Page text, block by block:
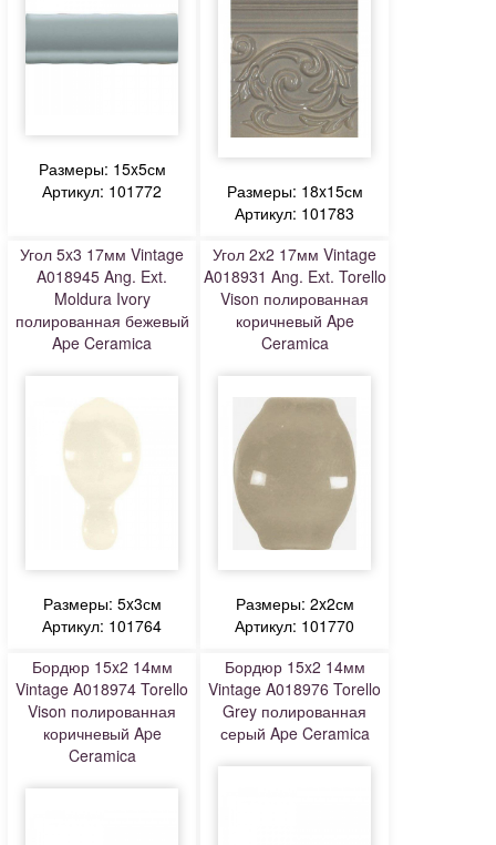
Размеры: 15x5см
Артикул: 101772
Размеры: 18x15см
Артикул: 101783
Угол 5x3 17мм Vintage
A018945 Ang. Ext.
Moldura Ivory
полированная бежевый
Ape Ceramica
Размеры: 5x3см
Артикул: 101764
Угол 2x2 17мм Vintage
A018931 Ang. Ext. Torello
Vison полированная
коричневый Ape
Ceramica
Размеры: 2x2см
Артикул: 101770
Бордюр 15x2 14мм
Vintage A018974 Torello
Vison полированная
коричневый Ape
Ceramica
Бордюр 15x2 14мм
Vintage A018976 Torello
Grey полированная
серый Ape Ceramica